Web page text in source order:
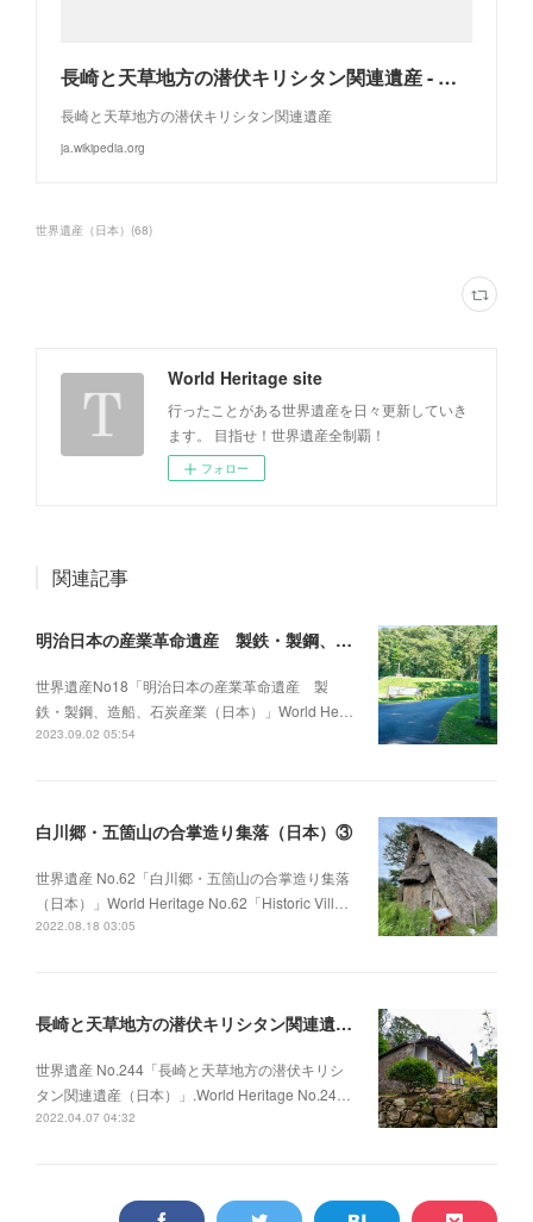
長崎と天草地方の潜伏キリシタン関連遺産 - Wikipedia
長崎と天草地方の潜伏キリシタン関連遺産
ja.wikipedia.org
世界遺産（日本） (68)
World Heritage site
行ったことがある世界遺産を日々更新していき
ます。 目指せ！世界遺産全制覇！
フォロー
関連記事
明治日本の産業革命遺産 製鉄・製鋼、造船、石炭産業（日本）13
世界遺産No18「明治日本の産業革命遺産 製
鉄・製鋼、造船、石炭産業（日本）」World He…
2023.09.02 05:54
白川郷・五箇山の合掌造り集落（日本）③
世界遺産 No.62「白川郷・五箇山の合掌造り集落
（日本）」World Heritage No.62「Historic Vill…
2022.08.18 03:05
長崎と天草地方の潜伏キリシタン関連遺産（日本）①
世界遺産 No.244「長崎と天草地方の潜伏キリシ
タン関連遺産（日本）」.World Heritage No.24…
2022.04.07 04:32